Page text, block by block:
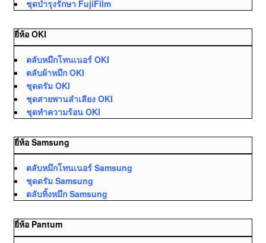
ชุดบำรุงรักษา FujiFilm
ยี่ห้อ OKI
ตลับหมึกโทนเนอร์ OKI
ตลับผ้าหมึก OKI
ชุดดรัม OKI
ชุดสายพานลำเลียง OKI
ชุดทำความร้อน OKI
ยี่ห้อ Samsung
ตลับหมึกโทนเนอร์ Samsung
ชุดดรัม Samsung
ตลับทิ้งหมึก Samsung
ยี่ห้อ Pantum